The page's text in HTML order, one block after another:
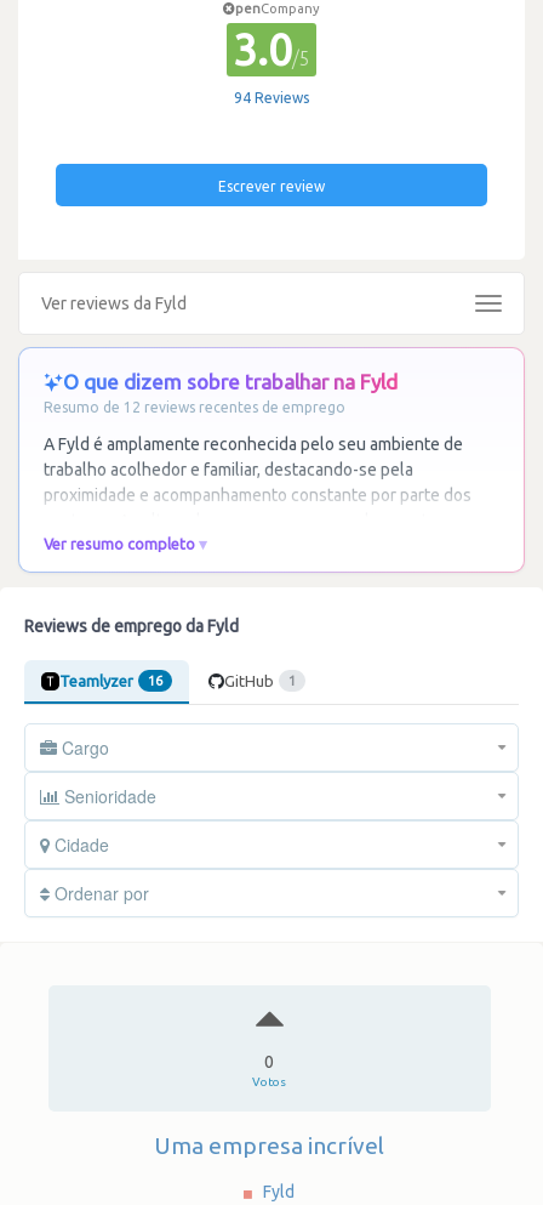
penCompany
3.0/5
94 Reviews
Escrever review
Ver reviews da Fyld
Toggle
O que dizem sobre trabalhar na Fyld
Resumo de 12 reviews recentes de emprego
A Fyld é amplamente reconhecida pelo seu ambiente de
trabalho acolhedor e familiar, destacando-se pela
proximidade e acompanhamento constante por parte dos
Ler mais
Ver resumo completo
Reviews de emprego da Fyld
Teamlyzer 16 GitHub 1
Cargo
Senioridade
Cidade
Ordenar por
0
Votos
Uma empresa incrível
Fyld